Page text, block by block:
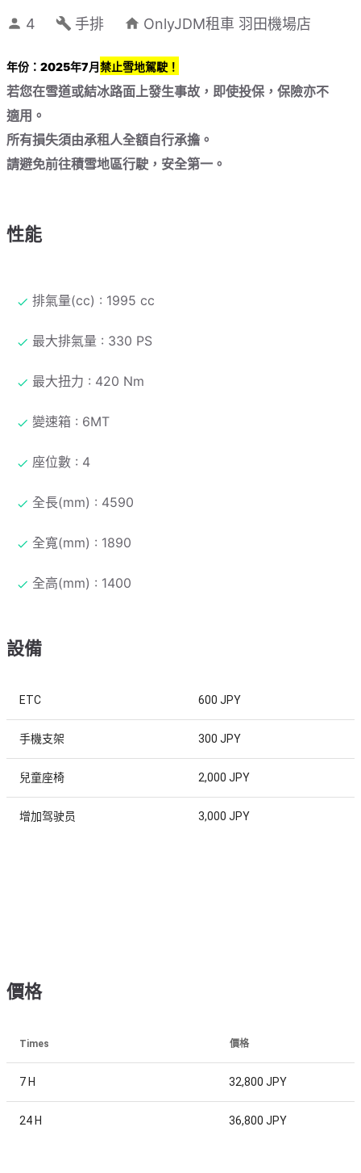
4 手排 OnlyJDM租車 羽田機場店
年份：2025年7月禁止雪地駕駛！
若您在雪道或結冰路面上發生事故，即使投保，保險亦不
適用。
所有損失須由承租人全額自行承擔。
請避免前往積雪地區行駛，安全第一。
性能
排氣量(cc) : 1995 cc
最大排氣量 : 330 PS
最大扭力 : 420 Nm
變速箱 : 6MT
座位數 : 4
全長(mm) : 4590
全寬(mm) : 1890
全高(mm) : 1400
設備
ETC 600 JPY
手機支架 300 JPY
兒童座椅 2,000 JPY
增加驾驶员 3,000 JPY
價格
Times 價格
7 H 32,800 JPY
24 H 36,800 JPY